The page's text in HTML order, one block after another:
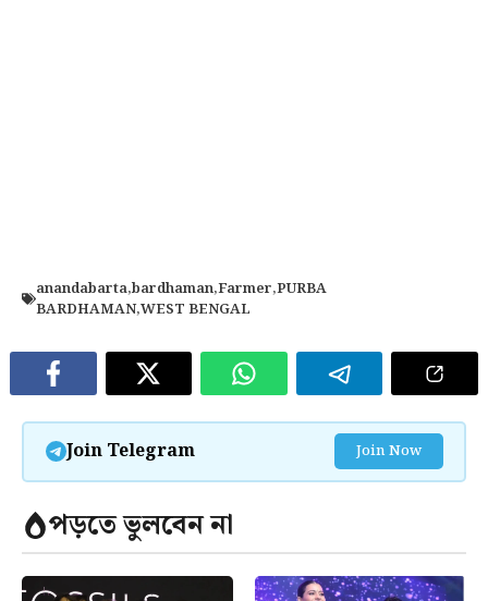
anandabarta,bardhaman,Farmer,PURBA
BARDHAMAN,WEST BENGAL
Join Telegram Join Now
পড়তে ভুলবেন না